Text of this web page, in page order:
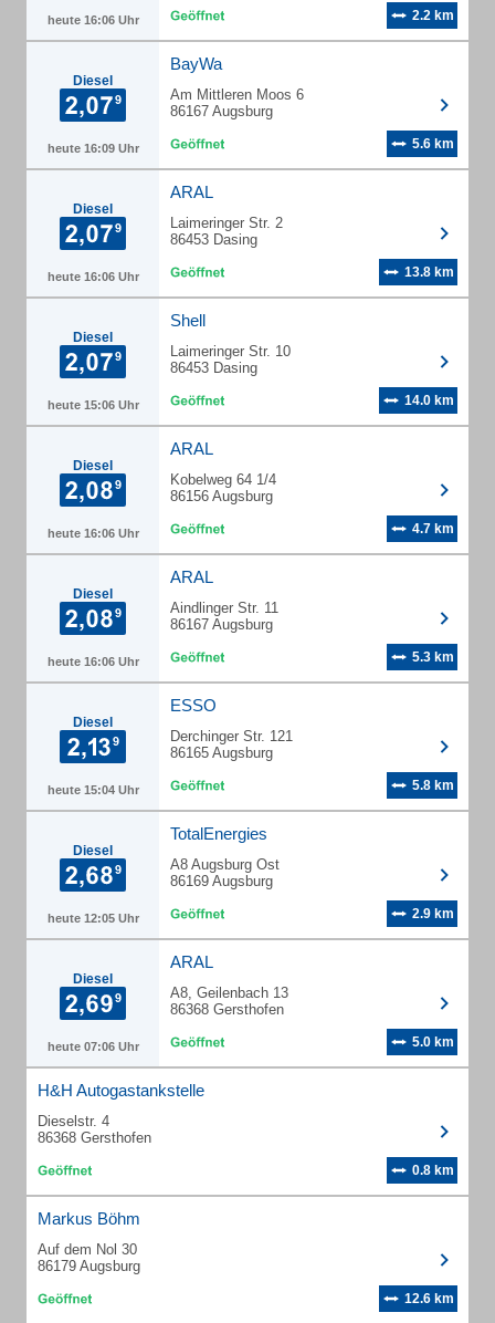
heute 16:06 Uhr 2.2 km
Diesel
heute 16:09 Uhr
BayWa
Am Mittleren Moos 6
86167 Augsburg
5.6 km
Diesel
heute 16:06 Uhr
ARAL
Laimeringer Str. 2
86453 Dasing
13.8 km
Diesel
heute 15:06 Uhr
Shell
Laimeringer Str. 10
86453 Dasing
14.0 km
Diesel
heute 16:06 Uhr
ARAL
Kobelweg 64 1/4
86156 Augsburg
4.7 km
Diesel
heute 16:06 Uhr
ARAL
Aindlinger Str. 11
86167 Augsburg
5.3 km
Diesel
heute 15:04 Uhr
ESSO
Derchinger Str. 121
86165 Augsburg
5.8 km
Diesel
heute 12:05 Uhr
TotalEnergies
A8 Augsburg Ost
86169 Augsburg
2.9 km
Diesel
heute 07:06 Uhr
ARAL
A8, Geilenbach 13
86368 Gersthofen
5.0 km
H&H Autogastankstelle
Dieselstr. 4
86368 Gersthofen
0.8 km
Markus Böhm
Auf dem Nol 30
86179 Augsburg
12.6 km